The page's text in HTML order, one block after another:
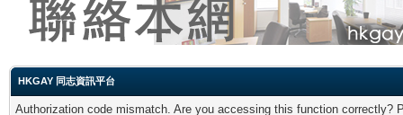
HKGAY 同志資訊平台
Authorization code mismatch. Are you accessing this function correctly?